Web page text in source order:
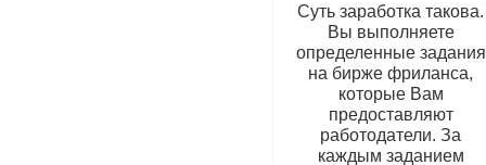
Суть заработка такова.
Вы выполняете
определенные задания
на бирже фриланса,
которые Вам
предоставляют
работодатели. За
каждым заданием